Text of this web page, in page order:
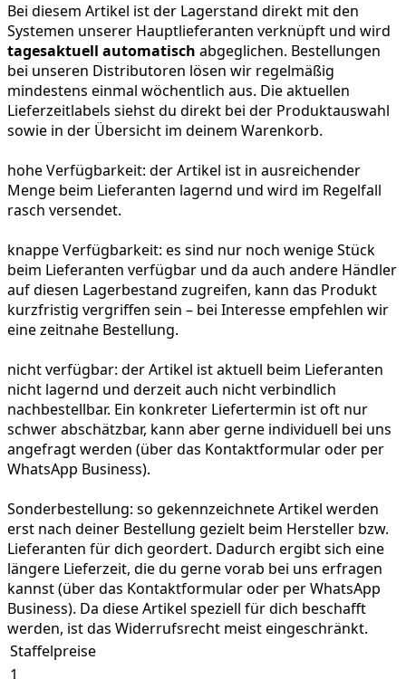
Bei diesem Artikel ist der Lagerstand direkt mit den
Systemen unserer Hauptlieferanten verknüpft und wird
tagesaktuell automatisch abgeglichen. Bestellungen
bei unseren Distributoren lösen wir regelmäßig
mindestens einmal wöchentlich aus. Die aktuellen
Lieferzeitlabels siehst du direkt bei der Produktauswahl
sowie in der Übersicht im deinem Warenkorb.
hohe Verfügbarkeit: der Artikel ist in ausreichender
Menge beim Lieferanten lagernd und wird im Regelfall
rasch versendet.
knappe Verfügbarkeit: es sind nur noch wenige Stück
beim Lieferanten verfügbar und da auch andere Händler
auf diesen Lagerbestand zugreifen, kann das Produkt
kurzfristig vergriffen sein – bei Interesse empfehlen wir
eine zeitnahe Bestellung.
nicht verfügbar: der Artikel ist aktuell beim Lieferanten
nicht lagernd und derzeit auch nicht verbindlich
nachbestellbar. Ein konkreter Liefertermin ist oft nur
schwer abschätzbar, kann aber gerne individuell bei uns
angefragt werden (über das Kontaktformular oder per
WhatsApp Business).
Sonderbestellung: so gekennzeichnete Artikel werden
erst nach deiner Bestellung gezielt beim Hersteller bzw.
Lieferanten für dich geordert. Dadurch ergibt sich eine
längere Lieferzeit, die du gerne vorab bei uns erfragen
kannst (über das Kontaktformular oder per WhatsApp
Business). Da diese Artikel speziell für dich beschafft
werden, ist das Widerrufsrecht meist eingeschränkt.
Staffelpreise
1